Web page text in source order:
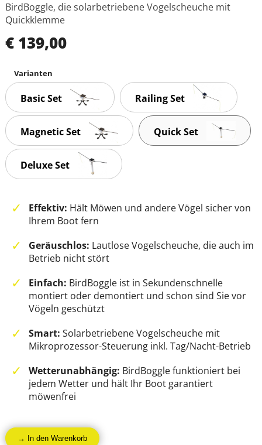
BirdBoggle, die solarbetriebene Vogelscheuche mit
Quickklemme
€ 139,00
Varianten
Basic Set Railing Set
Magnetic Set Quick Set
Deluxe Set
Effektiv: Hält Möwen und andere Vögel sicher von
Ihrem Boot fern
Geräuschlos: Lautlose Vogelscheuche, die auch im
Betrieb nicht stört
Einfach: BirdBoggle ist in Sekundenschnelle
montiert oder demontiert und schon sind Sie vor
Vögeln geschützt
Smart: Solarbetriebene Vogelscheuche mit
Mikroprozessor-Steuerung inkl. Tag/Nacht-Betrieb
Wetterunabhängig: BirdBoggle funktioniert bei
jedem Wetter und hält Ihr Boot garantiert
möwenfrei
→ In den Warenkorb